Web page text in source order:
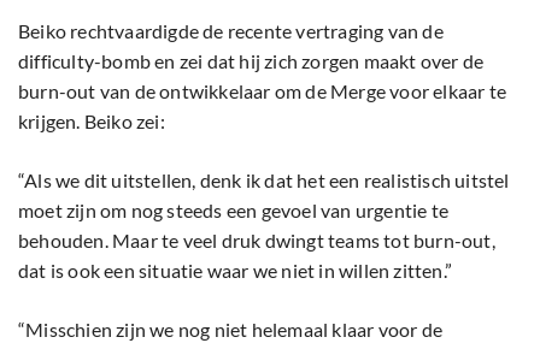
Beiko rechtvaardigde de recente vertraging van de
difficulty-bomb en zei dat hij zich zorgen maakt over de
burn-out van de ontwikkelaar om de Merge voor elkaar te
krijgen. Beiko zei:
“Als we dit uitstellen, denk ik dat het een realistisch uitstel
moet zijn om nog steeds een gevoel van urgentie te
behouden. Maar te veel druk dwingt teams tot burn-out,
dat is ook een situatie waar we niet in willen zitten.”
“Misschien zijn we nog niet helemaal klaar voor de